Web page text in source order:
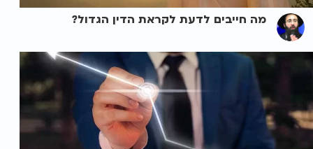
מה חייבים לדעת לקראת הדין הגדול?